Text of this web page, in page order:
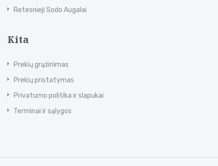
Retesnieji Sodo Augalai
Kita
Prekių grąžinimas
Prekių pristatymas
Privatumo politika ir slapukai
Terminai ir sąlygos